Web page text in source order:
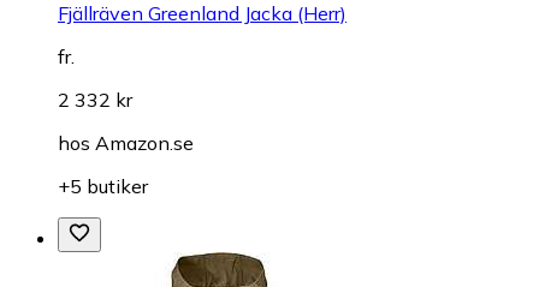
Fjällräven Greenland Jacka (Herr)
fr.
2 332 kr
hos Amazon.se
+5 butiker